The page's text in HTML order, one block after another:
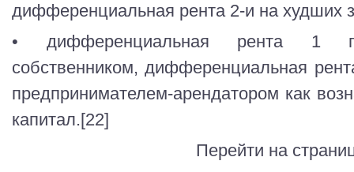
дифференциальная рента 2-и на худших
• дифференциальная рента 1
собственником, дифференциальная
предпринимателем-арендатором как
капитал.[22]
Перейти на